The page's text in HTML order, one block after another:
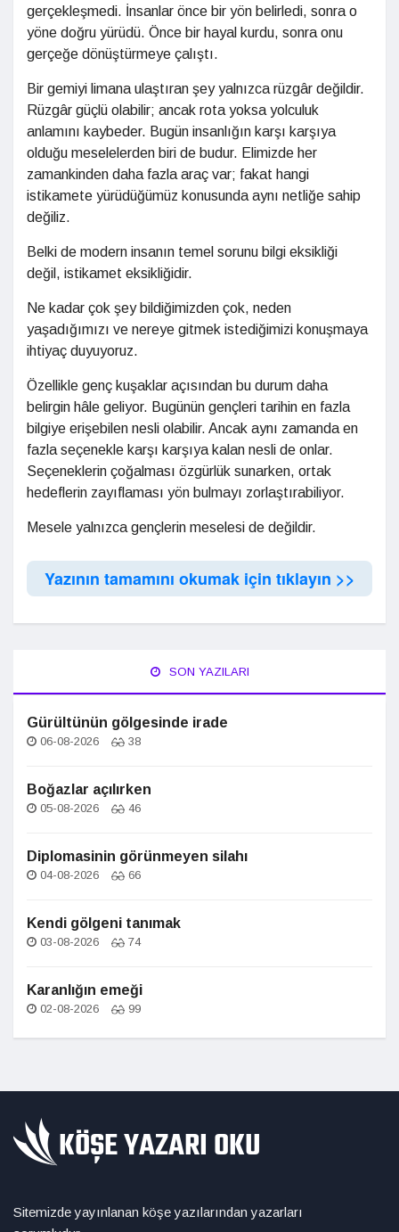
gerçekleşmedi. İnsanlar önce bir yön belirledi, sonra o
yöne doğru yürüdü. Önce bir hayal kurdu, sonra onu
gerçeğe dönüştürmeye çalıştı.
Bir gemiyi limana ulaştıran şey yalnızca rüzgâr değildir.
Rüzgâr güçlü olabilir; ancak rota yoksa yolculuk
anlamını kaybeder. Bugün insanlığın karşı karşıya
olduğu meselelerden biri de budur. Elimizde her
zamankinden daha fazla araç var; fakat hangi
istikamete yürüdüğümüz konusunda aynı netliğe sahip
değiliz.
Belki de modern insanın temel sorunu bilgi eksikliği
değil, istikamet eksikliğidir.
Ne kadar çok şey bildiğimizden çok, neden
yaşadığımızı ve nereye gitmek istediğimizi konuşmaya
ihtiyaç duyuyoruz.
Özellikle genç kuşaklar açısından bu durum daha
belirgin hâle geliyor. Bugünün gençleri tarihin en fazla
bilgiye erişebilen nesli olabilir. Ancak aynı zamanda en
fazla seçenekle karşı karşıya kalan nesli de onlar.
Seçeneklerin çoğalması özgürlük sunarken, ortak
hedeflerin zayıflaması yön bulmayı zorlaştırabiliyor.
Mesele yalnızca gençlerin meselesi de değildir.
Yazının tamamını okumak için tıklayın >>
SON YAZILARI
Gürültünün gölgesinde irade
06-08-2026 38
Boğazlar açılırken
05-08-2026 46
Diplomasinin görünmeyen silahı
04-08-2026 66
Kendi gölgeni tanımak
03-08-2026 74
Karanlığın emeği
02-08-2026 99
Sitemizde yayınlanan köşe yazılarından yazarları